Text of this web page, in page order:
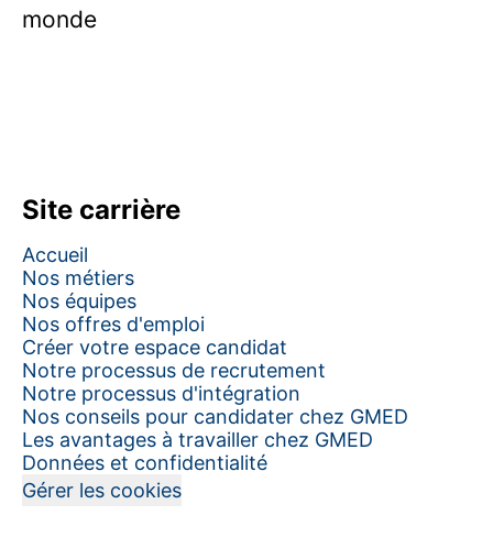
monde
Site carrière
Accueil
Nos métiers
Nos équipes
Nos offres d'emploi
Créer votre espace candidat
Notre processus de recrutement
Notre processus d'intégration
Nos conseils pour candidater chez GMED
Les avantages à travailler chez GMED
Données et confidentialité
Gérer les cookies